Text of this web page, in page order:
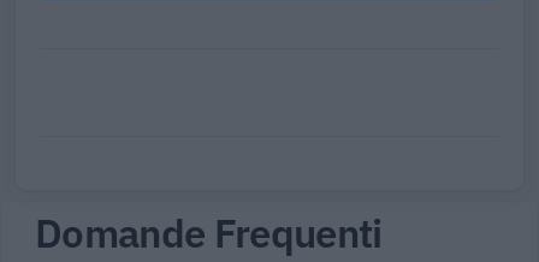
Domande Frequenti